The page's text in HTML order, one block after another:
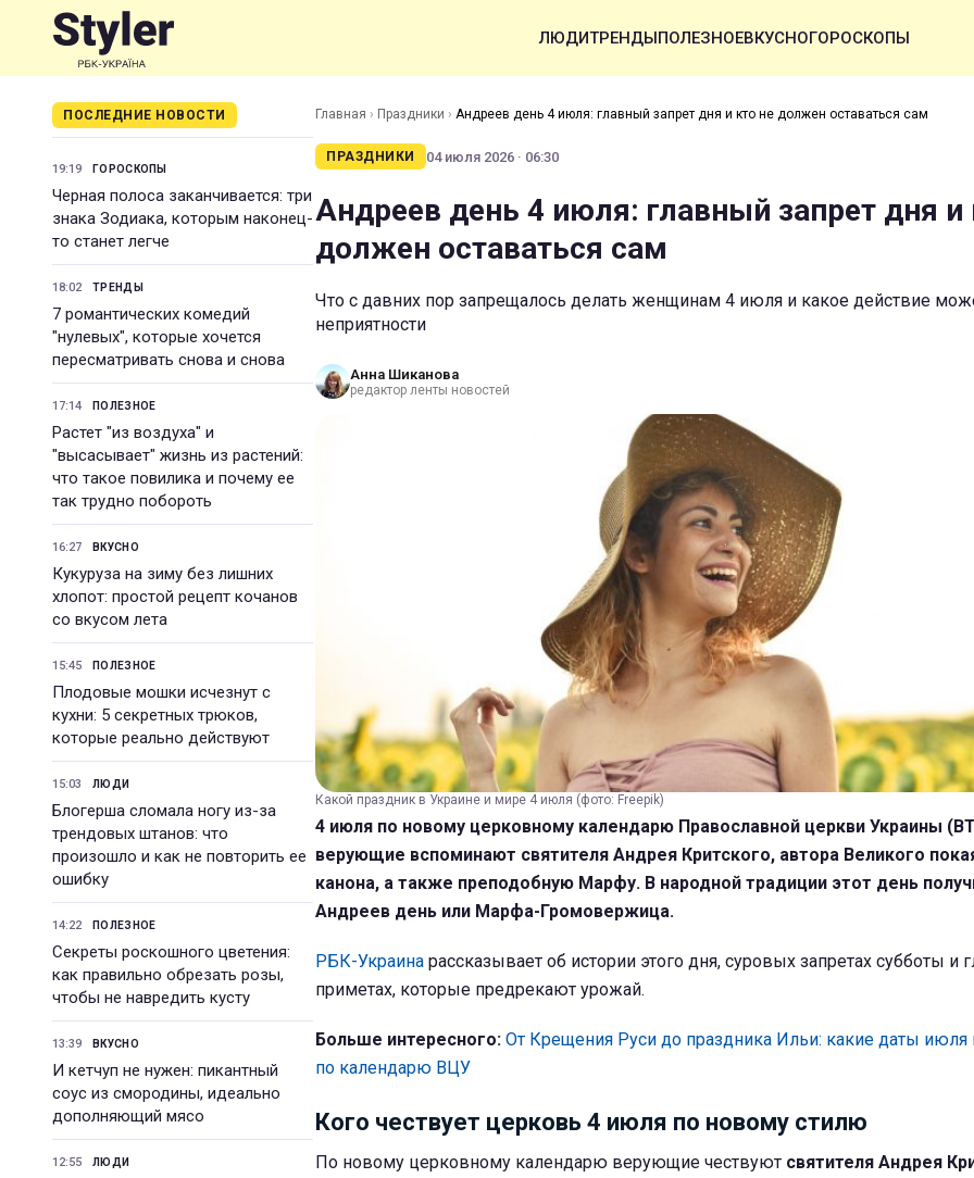
ЛЮДИТРЕНДЫПОЛЕЗНОЕВКУСНОГОРОСКОПЫ
ПОСЛЕДНИЕ НОВОСТИ
19:19 ГОРОСКОПЫ
Черная полоса заканчивается: три
знака Зодиака, которым наконец-
то станет легче
18:02 ТРЕНДЫ
7 романтических комедий
"нулевых", которые хочется
пересматривать снова и снова
17:14 ПОЛЕЗНОЕ
Растет "из воздуха" и
"высасывает" жизнь из растений:
что такое повилика и почему ее
так трудно побороть
16:27 ВКУСНО
Кукуруза на зиму без лишних
хлопот: простой рецепт кочанов
со вкусом лета
15:45 ПОЛЕЗНОЕ
Плодовые мошки исчезнут с
кухни: 5 секретных трюков,
которые реально действуют
15:03 ЛЮДИ
Блогерша сломала ногу из-за
трендовых штанов: что
произошло и как не повторить ее
ошибку
14:22 ПОЛЕЗНОЕ
Секреты роскошного цветения:
как правильно обрезать розы,
чтобы не навредить кусту
13:39 ВКУСНО
И кетчуп не нужен: пикантный
соус из смородины, идеально
дополняющий мясо
12:55 ЛЮДИ
Главная › Праздники › Андреев день 4 июля: главный запрет дня и кто не должен оставаться сам
ПРАЗДНИКИ 04 июля 2026 · 06:30
Андреев день 4 июля: главный запрет дня и
должен оставаться сам
Что с давних пор запрещалось делать женщинам 4 июля и какое действие
неприятности
Анна Шиканова
редактор ленты новостей
Какой праздник в Украине и мире 4 июля (фото: Freepik)
4 июля по новому церковному календарю Православной церкви Украины
верующие вспоминают святителя Андрея Критского, автора Великого
канона, а также преподобную Марфу. В народной традиции этот день
Андреев день или Марфа-Громовержица.
РБК-Украина рассказывает об истории этого дня, суровых запретах субботы и
приметах, которые предрекают урожай.
Больше интересного: От Крещения Руси до праздника Ильи: какие даты
по календарю ВЦУ
Кого чествует церковь 4 июля по новому стилю
По новому церковному календарю верующие чествуют святителя Андрея